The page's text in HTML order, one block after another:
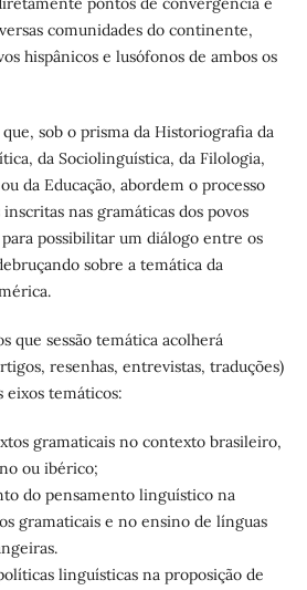
comunidades do continente,
hispânicos e lusófonos de ambos os
sob o prisma da Historiografia da
da Sociolinguística, da Filologia,
da Educação, abordem o processo
nas gramáticas dos povos
possibilitar um diálogo entre os
sobre a temática da
que sessão temática acolherá
resenhas, entrevistas, traduções)
eixos temáticos:
gramaticais no contexto brasileiro,
ou ibérico;
do pensamento linguístico na
gramaticais e no ensino de línguas
linguísticas na proposição de